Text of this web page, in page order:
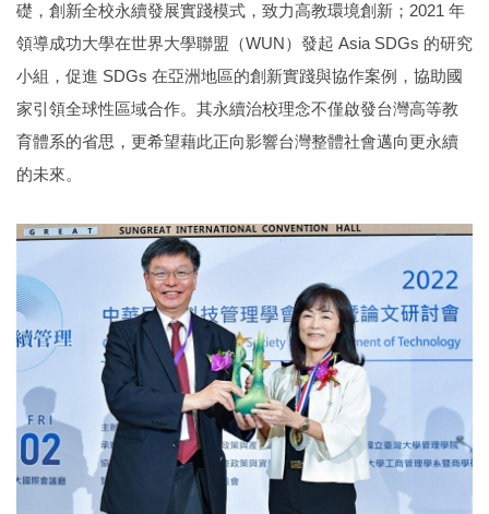
礎，創新全校永續發展實踐模式，致力高教環境創新；2021 年
領導成功大學在世界大學聯盟（WUN）發起 Asia SDGs 的研究
小組，促進 SDGs 在亞洲地區的創新實踐與協作案例，協助國
家引領全球性區域合作。其永續治校理念不僅啟發台灣高等教
育體系的省思，更希望藉此正向影響台灣整體社會邁向更永續
的未來。